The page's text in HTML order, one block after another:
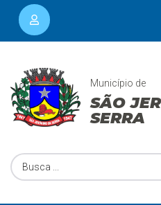
Município de
SÃO
SERRA